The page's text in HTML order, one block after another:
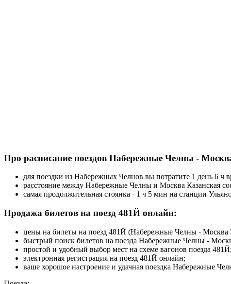
Про расписание поездов Набережные Челны -
для поездки из Набережных Челнов вы потратите 1 день 6 ч
расстояние между Набережные Челны и Москва Казанская
самая продолжительная стоянка - 1 ч 5 мин на станции
Продажа билетов на поезд 481Й онлайн:
цены на билеты на поезд 481Й (Набережные Челны - Москва
быстрый поиск билетов на поезда Набережные Челны -
простой и удобный выбор мест на схеме вагонов поезда 481Й;
электронная регистрация на поезд 481Й онлайн;
ваше хорошое настроение и удачная поездка Набережные